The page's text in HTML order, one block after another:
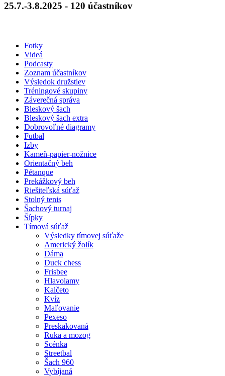
25.7.-3.8.2025 - 120 účastníkov
Fotky
Videá
Podcasty
Zoznam účastníkov
Výsledok družstiev
Tréningové skupiny
Záverečná správa
Bleskový šach
Bleskový šach extra
Dobrovoľné diagramy
Futbal
Izby
Kameň-papier-nožnice
Orientačný beh
Pétanque
Prekážkový beh
Riešiteľská súťaž
Stolný tenis
Šachový turnaj
Šípky
Tímová súťaž
Výsledky tímovej súťaže
Americký žolík
Dáma
Duck chess
Frisbee
Hlavolamy
Kalčeto
Kvíz
Maľovanie
Pexeso
Preskakovaná
Ruka a mozog
Scénka
Streetbal
Šach 960
Vybíjaná